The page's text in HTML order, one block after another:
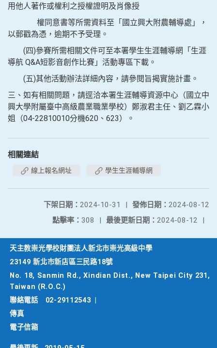
用他人著作或權利之授權證明及肖像授
權同意書等所需資料至「國立興大附農輔導處」，
以郵戳為憑，逾期不予受理。
(四)參賽所需相關文件可至本署學生生涯輔導網「生涯
導航 Q&A短影音創作比賽」活動專區下載。
(五)其他活動辦法詳細內容，請參閱旨揭實施計畫。
三、如有相關問題，請逕洽本署生涯輔導資源中心（國立中
興大學附屬臺中高級農業職業學校）鄭淑君主任、劉乙霖小
姐（04-22810010分機620、623）。
相關連結
線上報名網址 學生生涯輔導網
發佈日期： 2024-08-12
下架日期： 2024-10-31
|
最後更新日期： 2024-08-12 |
點擊率： 308 |
天主教崇光學校財團法人新北市崇光高級中學
23149 新北市新店區三民路18號
No. 18, Sanmin Rd., Xindian Dist., New Taipei City 231,
Taiwan (R.O.C.)
聯絡電話
02-29112543
傳真
電子信箱